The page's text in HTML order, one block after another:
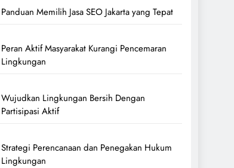
Panduan Memilih Jasa SEO Jakarta yang Tepat
Peran Aktif Masyarakat Kurangi Pencemaran
Lingkungan
Wujudkan Lingkungan Bersih Dengan
Partisipasi Aktif
Strategi Perencanaan dan Penegakan Hukum
Lingkungan